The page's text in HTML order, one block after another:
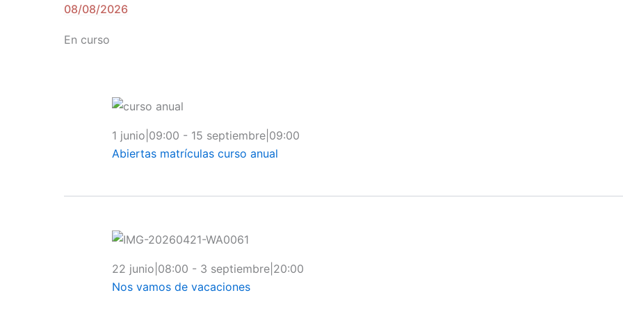
Eventos
8
08/08/2026
la
En curso
Abiertas matrículas curso anual
1 junio|09:00 - 15 septiembre|09:00
Nos vamos de vacaciones
22 junio|08:00 - 3 septiembre|20:00